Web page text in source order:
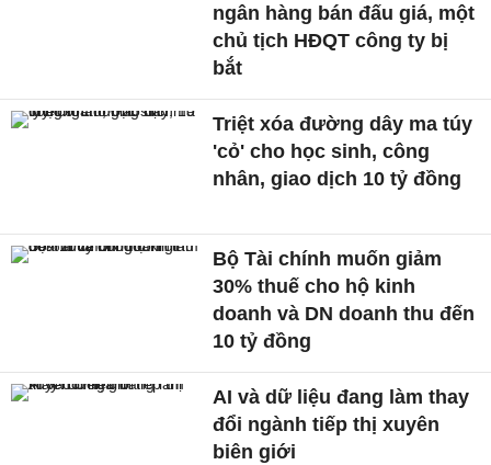
ngân hàng bán đấu giá, một
chủ tịch HĐQT công ty bị
bắt
Triệt xóa đường dây ma túy
'cỏ' cho học sinh, công
nhân, giao dịch 10 tỷ đồng
Bộ Tài chính muốn giảm
30% thuế cho hộ kinh
doanh và DN doanh thu đến
10 tỷ đồng
AI và dữ liệu đang làm thay
đổi ngành tiếp thị xuyên
biên giới